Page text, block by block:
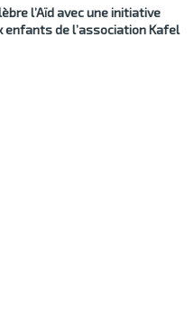
l’Aïd avec une initiative
enfants de l’association Kafel